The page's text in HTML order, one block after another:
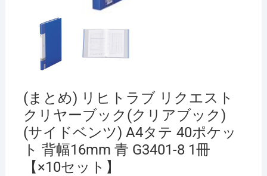
(まとめ) リヒトラブ リクエスト
クリヤーブック(クリアブック)
(サイドベンツ) A4タテ 40ポケッ
ト 背幅16mm 青 G3401-8 1冊
【×10セット】